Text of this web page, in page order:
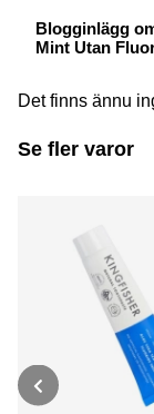
Blogginlägg
Mint Utan
Det finns ännu
Se fler varor